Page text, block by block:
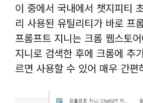
이 중에서 국내에서 챗지피티
리 사용된 유틸리티가 바로 프
프롬프트 지니는 크롬 웹스토
지니로 검색한 후에 크롬에 추
르면 사용할 수 있어 매우 간편